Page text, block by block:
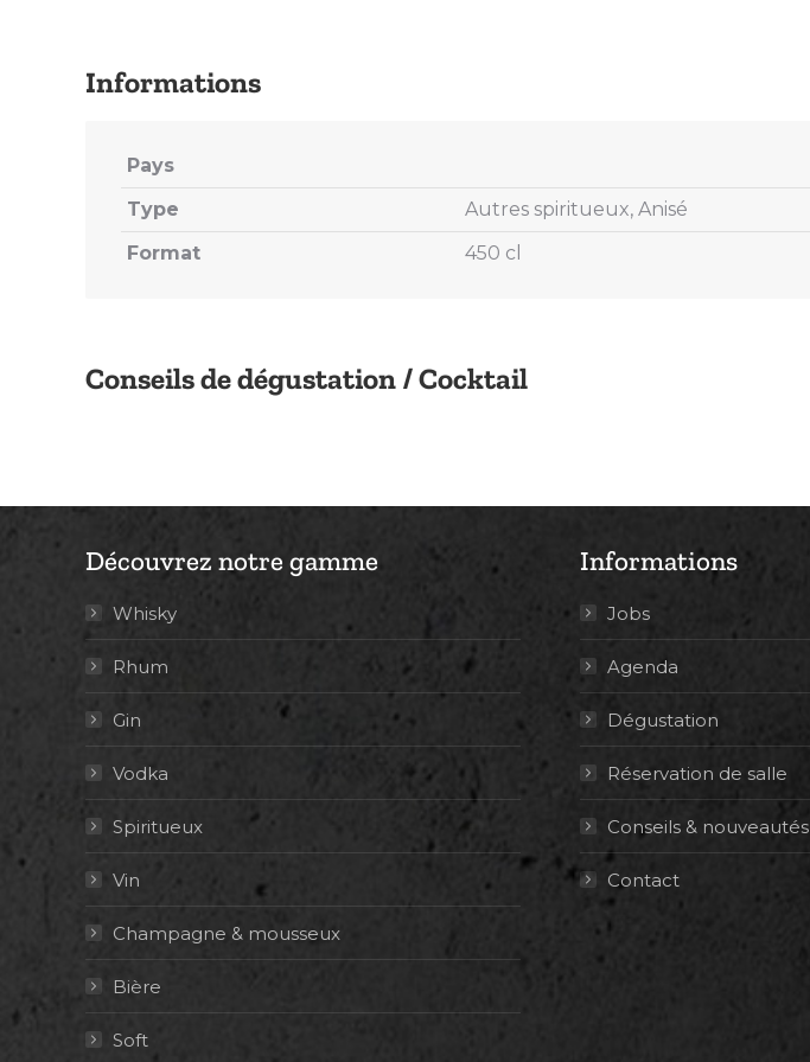
Conseils de dégustation / Cocktail
Pays
Type
Autres spiritueux, Anisé
Format
450 cl
Découvrez notre gamme
Whisky
Rhum
Gin
Vodka
Spiritueux
Vin
Champagne & mousseux
Bière
Soft
Informations
Jobs
Agenda
Dégustation
Réservation de salle
Conseils & nouveautés
Contact